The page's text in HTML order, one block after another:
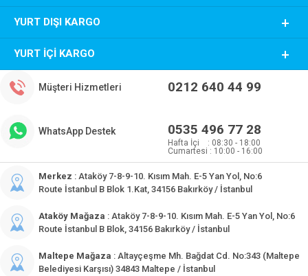
YURT DIŞI KARGO
YURT İÇI KARGO
Müşteri Hizmetleri 0212 640 44 99
WhatsApp Destek 0535 496 77 28
Hafta İçi : 08:30 - 18:00
Cumartesi : 10:00 - 16:00
Merkez : Ataköy 7-8-9-10. Kısım Mah. E-5 Yan Yol, No:6
Route İstanbul B Blok 1.Kat, 34156 Bakırköy / İstanbul
Ataköy Mağaza : Ataköy 7-8-9-10. Kısım Mah. E-5 Yan Yol, No:6
Route İstanbul B Blok, 34156 Bakırköy / İstanbul
Maltepe Mağaza : Altayçeşme Mh. Bağdat Cd. No:343 (Maltepe
Belediyesi Karşısı) 34843 Maltepe / İstanbul